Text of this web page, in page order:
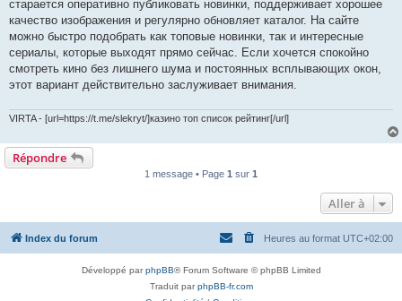
старается оперативно публиковать новинки, поддерживает хорошее
качество изображения и регулярно обновляет каталог. На сайте
можно быстро подобрать как топовые новинки, так и интересные
сериалы, которые выходят прямо сейчас. Если хочется спокойно
смотреть кино без лишнего шума и постоянных всплывающих окон,
этот вариант действительно заслуживает внимания.
VIRTA - [url=https://t.me/slekryt/]казино топ список рейтинг[/url]
Répondre
1 message • Page 1 sur 1
Aller à
Index du forum Heures au format UTC+02:00
Développé parphpBB® Forum Software © phpBB Limited
Traduit parphpBB-fr.com